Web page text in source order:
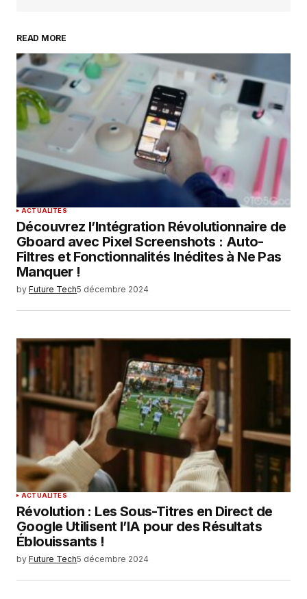
Your Name
Your E-mail
Enregistrer mon nom, mon e-mail et mon
site dans le navigateur pour mon prochain
commentaire.
SUBMIT COMMENT
READ MORE
ACTUALITÉS
Découvrez l’Intégration Révolutionnaire de
Gboard avec Pixel Screenshots : Auto-
Filtres et Fonctionnalités Inédites à Ne Pas
Manquer !
by Future Tech5 décembre 2024
ACTUALITÉS
Révolution : Les Sous-Titres en Direct de
Google Utilisent l’IA pour des Résultats
Éblouissants !
by Future Tech5 décembre 2024